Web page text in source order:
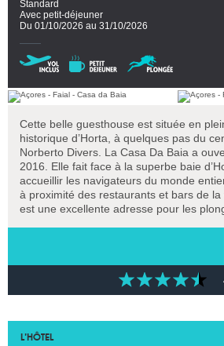
Standard
Avec petit-déjeuner
Du 01/10/2026 au 31/10/2026
Cette belle guesthouse est située en
historique d’Horta, à quelques pas du
Norberto Divers. La Casa Da Baia a
2016. Elle fait face à la superbe baie
accueillir les navigateurs du monde
à proximité des restaurants et bars de
est une excellente adresse pour les
L’HÔTEL